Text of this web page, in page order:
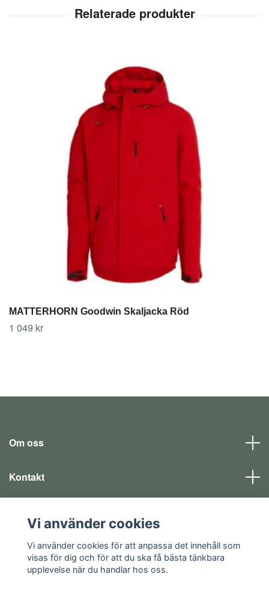
MATTERHORN Goodwin Skaljacka Röd
1 049 kr
Om oss
Kontakt
Sociala medier
Vi använder cookies
Vi använder cookies för att anpassa det innehåll som
visas för dig och för att du ska få bästa tänkbara
upplevelse när du handlar hos oss.